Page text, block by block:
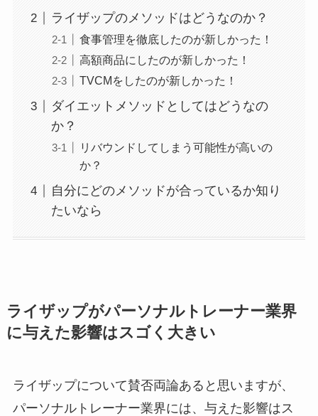
ライザップのメソッドはどうなのか？
食事管理を徹底したのが新しかった！
高額商品にしたのが新しかった！
TVCMをしたのが新しかった！
ダイエットメソッドとしてはどうなの
か？
リバウンドしてしまう可能性が高いの
か？
自分にどのメソッドが合っているか知り
たいなら
ライザップがパーソナルトレーナー業界
に与えた影響はスゴく大きい
ライザップについて賛否両論あると思いますが、
パーソナルトレーナー業界には、与えた影響はス